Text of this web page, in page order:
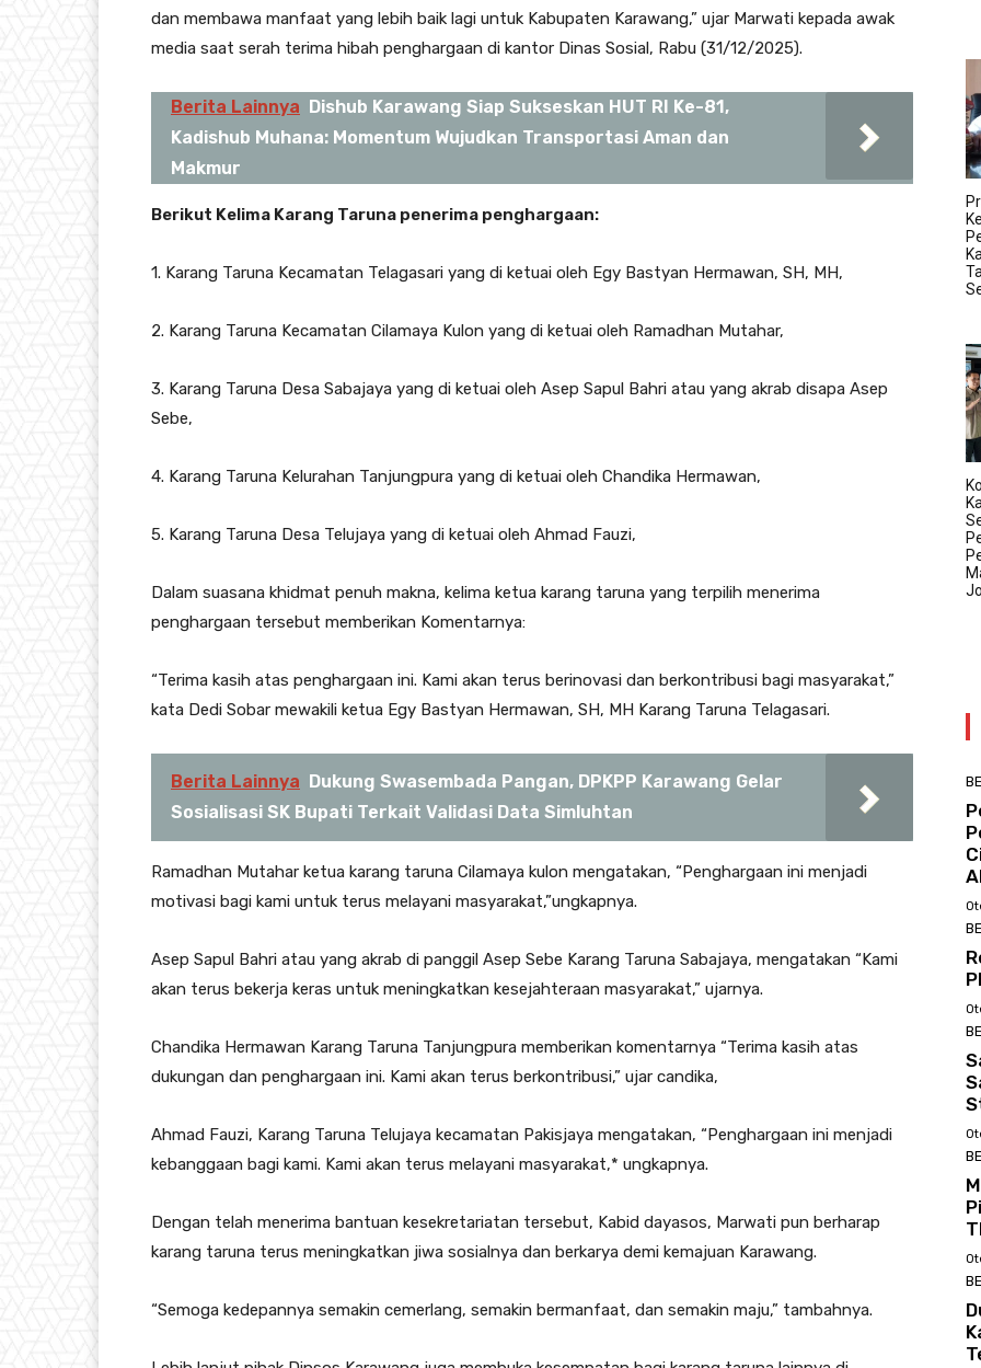
dan membawa manfaat yang lebih baik lagi untuk Kabupaten Karawang,” ujar Marwati kepada awak
media saat serah terima hibah penghargaan di kantor Dinas Sosial, Rabu (31/12/2025).
Berita Lainnya Dishub Karawang Siap Sukseskan HUT RI Ke-81,
Kadishub Muhana: Momentum Wujudkan Transportasi Aman dan
Makmur
Berikut Kelima Karang Taruna penerima penghargaan:
1. Karang Taruna Kecamatan Telagasari yang di ketuai oleh Egy Bastyan Hermawan, SH, MH,
2. Karang Taruna Kecamatan Cilamaya Kulon yang di ketuai oleh Ramadhan Mutahar,
3. Karang Taruna Desa Sabajaya yang di ketuai oleh Asep Sapul Bahri atau yang akrab disapa Asep
Sebe,
4. Karang Taruna Kelurahan Tanjungpura yang di ketuai oleh Chandika Hermawan,
5. Karang Taruna Desa Telujaya yang di ketuai oleh Ahmad Fauzi,
Dalam suasana khidmat penuh makna, kelima ketua karang taruna yang terpilih menerima
penghargaan tersebut memberikan Komentarnya:
“Terima kasih atas penghargaan ini. Kami akan terus berinovasi dan berkontribusi bagi masyarakat,”
kata Dedi Sobar mewakili ketua Egy Bastyan Hermawan, SH, MH Karang Taruna Telagasari.
Berita Lainnya Dukung Swasembada Pangan, DPKPP Karawang Gelar
Sosialisasi SK Bupati Terkait Validasi Data Simluhtan
Ramadhan Mutahar ketua karang taruna Cilamaya kulon mengatakan, “Penghargaan ini menjadi
motivasi bagi kami untuk terus melayani masyarakat,”ungkapnya.
Asep Sapul Bahri atau yang akrab di panggil Asep Sebe Karang Taruna Sabajaya, mengatakan “Kami
akan terus bekerja keras untuk meningkatkan kesejahteraan masyarakat,” ujarnya.
Chandika Hermawan Karang Taruna Tanjungpura memberikan komentarnya “Terima kasih atas
dukungan dan penghargaan ini. Kami akan terus berkontribusi,” ujar candika,
Ahmad Fauzi, Karang Taruna Telujaya kecamatan Pakisjaya mengatakan, “Penghargaan ini menjadi
kebanggaan bagi kami. Kami akan terus melayani masyarakat,* ungkapnya.
Dengan telah menerima bantuan kesekretariatan tersebut, Kabid dayasos, Marwati pun berharap
karang taruna terus meningkatkan jiwa sosialnya dan berkarya demi kemajuan Karawang.
“Semoga kedepannya semakin cemerlang, semakin bermanfaat, dan semakin maju,” tambahnya.